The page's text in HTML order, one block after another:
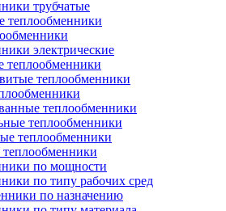
трубчатые
теплообменники
электрические
теплообменники
теплообменники
теплообменники
теплообменники
теплообменники
по мощности
по типу рабочих сред
по назначению